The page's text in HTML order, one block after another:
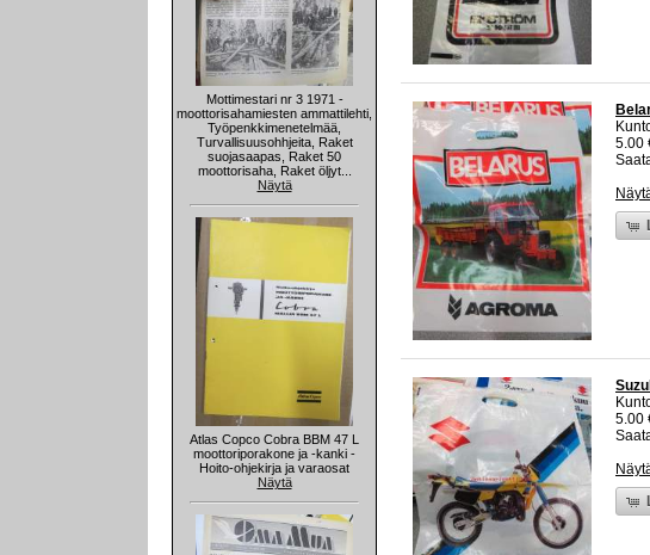
Mottimestari nr 3 1971 -
moottorisahamiesten ammattilehti,
Työpenkkimenetelmää,
Turvallisuusohhjeita, Raket
suojasaapas, Raket 50
moottorisaha, Raket öljyt...
Näytä
Atlas Copco Cobra BBM 47 L
moottoriporakone ja -kanki -
Hoito-ohjekirja ja varaosat
Näytä
5.00
5.00